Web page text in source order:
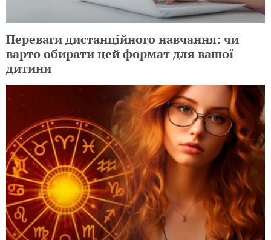
Переваги дистанційного навчання: чи
варто обирати цей формат для вашої
дитини